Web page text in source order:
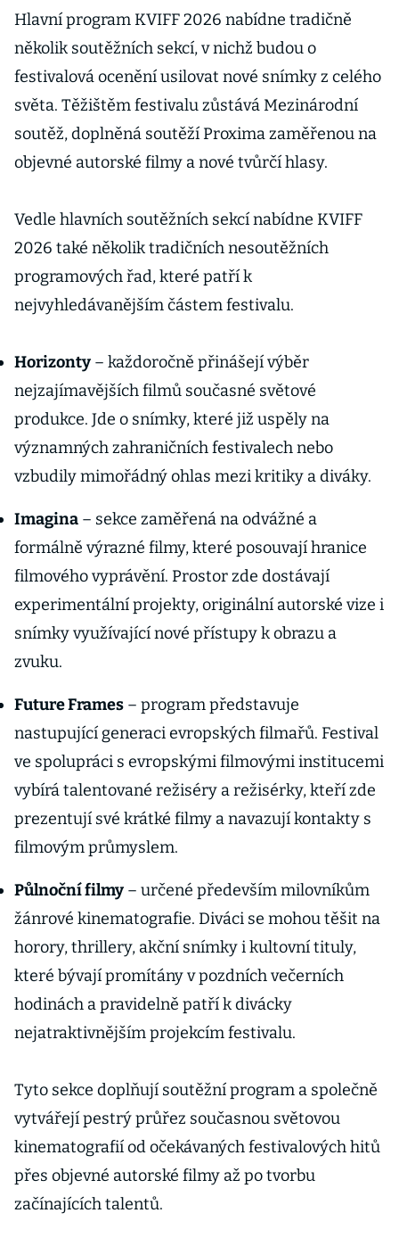
Hlavní program KVIFF 2026 nabídne tradičně
několik soutěžních sekcí, v nichž budou o
festivalová ocenění usilovat nové snímky z celého
světa. Těžištěm festivalu zůstává Mezinárodní
soutěž, doplněná soutěží Proxima zaměřenou na
objevné autorské filmy a nové tvůrčí hlasy.
Vedle hlavních soutěžních sekcí nabídne KVIFF
2026 také několik tradičních nesoutěžních
programových řad, které patří k
nejvyhledávanějším částem festivalu.
Horizonty – každoročně přinášejí výběr
nejzajímavějších filmů současné světové
produkce. Jde o snímky, které již uspěly na
významných zahraničních festivalech nebo
vzbudily mimořádný ohlas mezi kritiky a diváky.
Imagina – sekce zaměřená na odvážné a
formálně výrazné filmy, které posouvají hranice
filmového vyprávění. Prostor zde dostávají
experimentální projekty, originální autorské vize i
snímky využívající nové přístupy k obrazu a
zvuku.
Future Frames – program představuje
nastupující generaci evropských filmařů. Festival
ve spolupráci s evropskými filmovými institucemi
vybírá talentované režiséry a režisérky, kteří zde
prezentují své krátké filmy a navazují kontakty s
filmovým průmyslem.
Půlnoční filmy – určené především milovníkům
žánrové kinematografie. Diváci se mohou těšit na
horory, thrillery, akční snímky i kultovní tituly,
které bývají promítány v pozdních večerních
hodinách a pravidelně patří k divácky
nejatraktivnějším projekcím festivalu.
Tyto sekce doplňují soutěžní program a společně
vytvářejí pestrý průřez současnou světovou
kinematografií od očekávaných festivalových hitů
přes objevné autorské filmy až po tvorbu
začínajících talentů.